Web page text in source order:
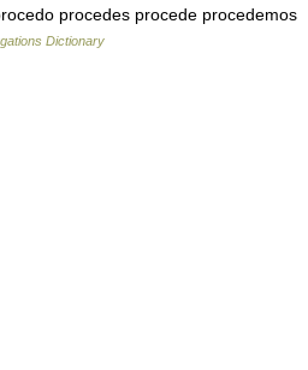
procedes procede procedemos
Dictionary